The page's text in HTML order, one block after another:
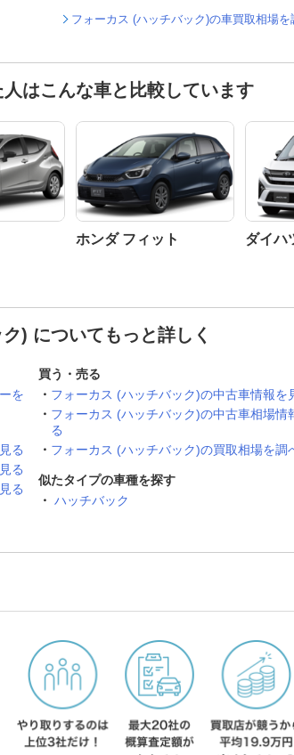
フォーカス (ハッチバック)の車買取相場を
はこんな車と比較しています
ホンダ フィット ダイハ
) についてもっと詳しく
を
る
る
る
買う・売る
フォーカス (ハッチバック)の中古車情報を
フォーカス (ハッチバック)の中古車相場情
る
フォーカス (ハッチバック)の買取相場を調
似たタイプの車種を探す
ハッチバック